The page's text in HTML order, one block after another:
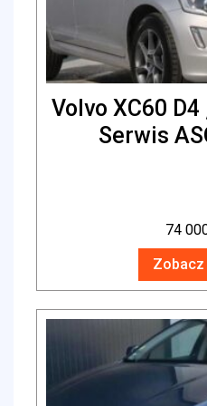
Volvo XC60
Serwis
74
Zobacz